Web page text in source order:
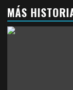
MÁS